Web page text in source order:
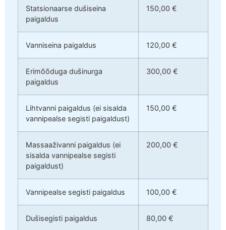
Statsionaarse dušiseina
paigaldus
150,00 €
Vanniseina paigaldus 120,00 €
Erimõõduga dušinurga
paigaldus
300,00 €
Lihtvanni paigaldus (ei sisalda
vannipealse segisti paigaldust)
150,00 €
Massaaživanni paigaldus (ei
sisalda vannipealse segisti
paigaldust)
200,00 €
Vannipealse segisti paigaldus 100,00 €
Dušisegisti paigaldus 80,00 €